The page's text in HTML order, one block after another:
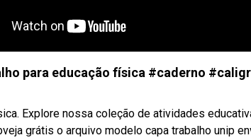
para educação física #caderno
Explore nossa coleção de atividades
grátis o arquivo modelo capa trabalho unip